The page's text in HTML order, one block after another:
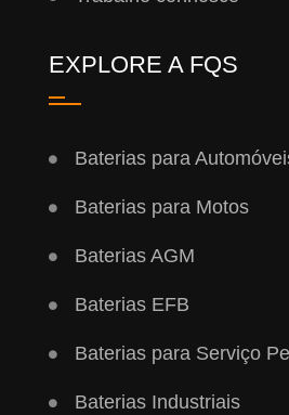
EXPLORE A FQS
Baterias para
Baterias para Motos
Baterias AGM
Baterias EFB
Baterias para Serviço
Baterias Industriais